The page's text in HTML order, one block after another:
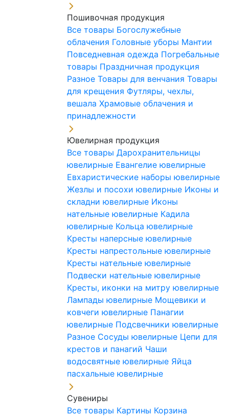
Пошивочная продукция
Все товары Богослужебные
облачения Головные уборы Мантии
Повседневная одежда Погребальные
товары Праздничная продукция
Разное Товары для венчания Товары
для крещения Футляры, чехлы,
вешала Храмовые облачения и
принадлежности
Ювелирная продукция
Все товары Дарохранительницы
ювелирные Евангелие ювелирные
Евхаристические наборы ювелирные
Жезлы и посохи ювелирные Иконы и
складни ювелирные Иконы
нательные ювелирные Кадила
ювелирные Кольца ювелирные
Кресты наперсные ювелирные
Кресты напрестольные ювелирные
Кресты нательные ювелирные
Подвески нательные ювелирные
Кресты, иконки на митру ювелирные
Лампады ювелирные Мощевики и
ковчеги ювелирные Панагии
ювелирные Подсвечники ювелирные
Разное Сосуды ювелирные Цепи для
крестов и панагий Чаши
водосвятные ювелирные Яйца
пасхальные ювелирные
Сувениры
Все товары Картины Корзина